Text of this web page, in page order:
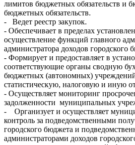
лимитов бюджетных обязательств и
бюджетных обязательств.
- Ведет реестр закупок.
- Обеспечивает в пределах
осуществление функций главного
администратора доходов городского
- Формирует и предоставляет в
соответствующие органы сводную
бюджетных (автономных)
статистическую, налоговую и иную
- Осуществляет мониторинг
задолженности муниципальных
- Организует и осуществляет
контроль за подведомственными
городского бюджета и
администраторами доходов